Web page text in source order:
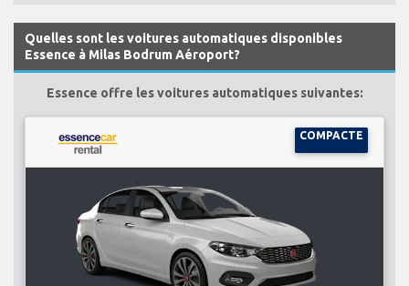
Quelles sont les voitures automatiques disponibles
Essence à Milas Bodrum Aéroport?
Essence offre les voitures automatiques suivantes:
COMPACTE